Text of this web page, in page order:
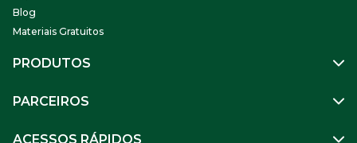
Blog
Materiais Gratuitos
PRODUTOS
Benefícios
PARCEIROS
ACESSOS RÁPIDOS